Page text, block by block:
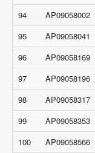
94
AP09058002
95
AP09058041
96
AP09058169
97
AP09058196
98
AP09058317
99
AP09058353
100
AP09058566